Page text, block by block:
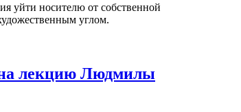
уйти носителю от собственной
углом.
на лекцию Людмилы